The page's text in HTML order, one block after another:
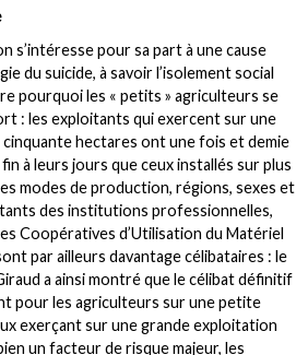
s’intéresse pour sa part à une cause
du suicide, à savoir l’isolement social
pourquoi les « petits » agriculteurs se
: les exploitants qui exercent sur une
hectares ont une fois et demie
à leurs jours que ceux installés sur plus
modes de production, régions, sexes et
des institutions professionnelles,
Coopératives d’Utilisation du Matériel
par ailleurs davantage célibataires : le
a ainsi montré que le célibat définitif
pour les agriculteurs sur une petite
exerçant sur une grande exploitation
un facteur de risque majeur, les